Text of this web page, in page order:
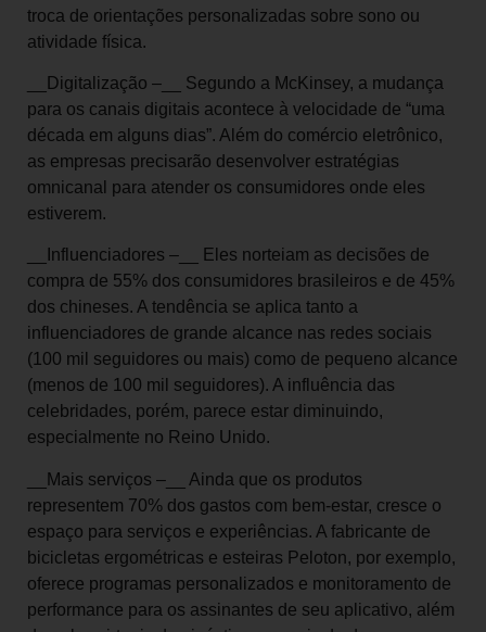
troca de orientações personalizadas sobre sono ou
atividade física.
__Digitalização –__ Segundo a McKinsey, a mudança
para os canais digitais acontece à velocidade de “uma
década em alguns dias”. Além do comércio eletrônico,
as empresas precisarão desenvolver estratégias
omnicanal para atender os consumidores onde eles
estiverem.
__Influenciadores –__ Eles norteiam as decisões de
compra de 55% dos consumidores brasileiros e de 45%
dos chineses. A tendência se aplica tanto a
influenciadores de grande alcance nas redes sociais
(100 mil seguidores ou mais) como de pequeno alcance
(menos de 100 mil seguidores). A influência das
celebridades, porém, parece estar diminuindo,
especialmente no Reino Unido.
__Mais serviços –__ Ainda que os produtos
representem 70% dos gastos com bem-estar, cresce o
espaço para serviços e experiências. A fabricante de
bicicletas ergométricas e esteiras Peloton, por exemplo,
oferece programas personalizados e monitoramento de
performance para os assinantes de seu aplicativo, além